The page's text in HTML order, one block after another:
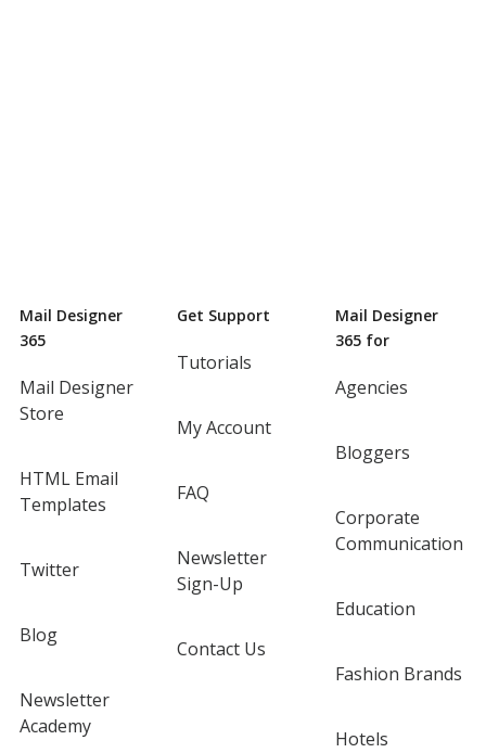
Mail Designer
365
Mail Designer
Store
HTML Email
Templates
Twitter
Blog
Newsletter
Academy
Get Support
Tutorials
My Account
FAQ
Newsletter
Sign-Up
Contact Us
Mail Designer
365 for
Agencies
Bloggers
Corporate
Communication
Education
Fashion Brands
Hotels